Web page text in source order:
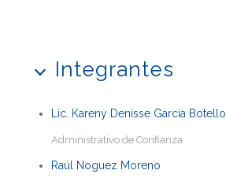
Integrantes
Lic. Kareny Denisse Garcia Botello
Administrativo de Confianza
Raúl Noguez Moreno